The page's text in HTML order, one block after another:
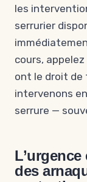
les
serrurier
cours, appelez
ont le droit de
intervenons
serrure —
des